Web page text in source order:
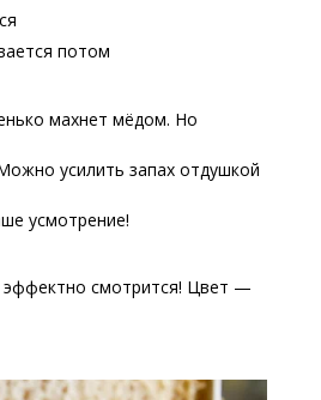
потом
махнет мёдом. Но
усилить запах отдушкой
усмотрение!
эффектно смотрится! Цвет —